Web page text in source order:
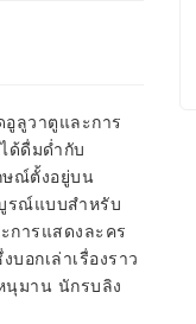
ลูวาตูและการ
ด้ดื่มด่ำกับ
ษณ์ตั้งอยู่บน
รณ์แบบสำหรับ
การแสดงละคร
อกเล่าเรื่องราว
นุมาน นักรบลิง